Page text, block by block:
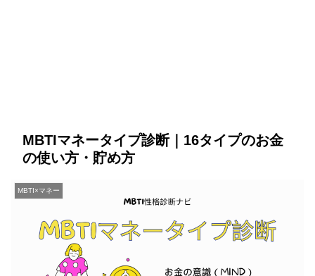
MBTIマネータイプ診断｜16タイプのお金
の使い方・貯め方
MBTI×マネー